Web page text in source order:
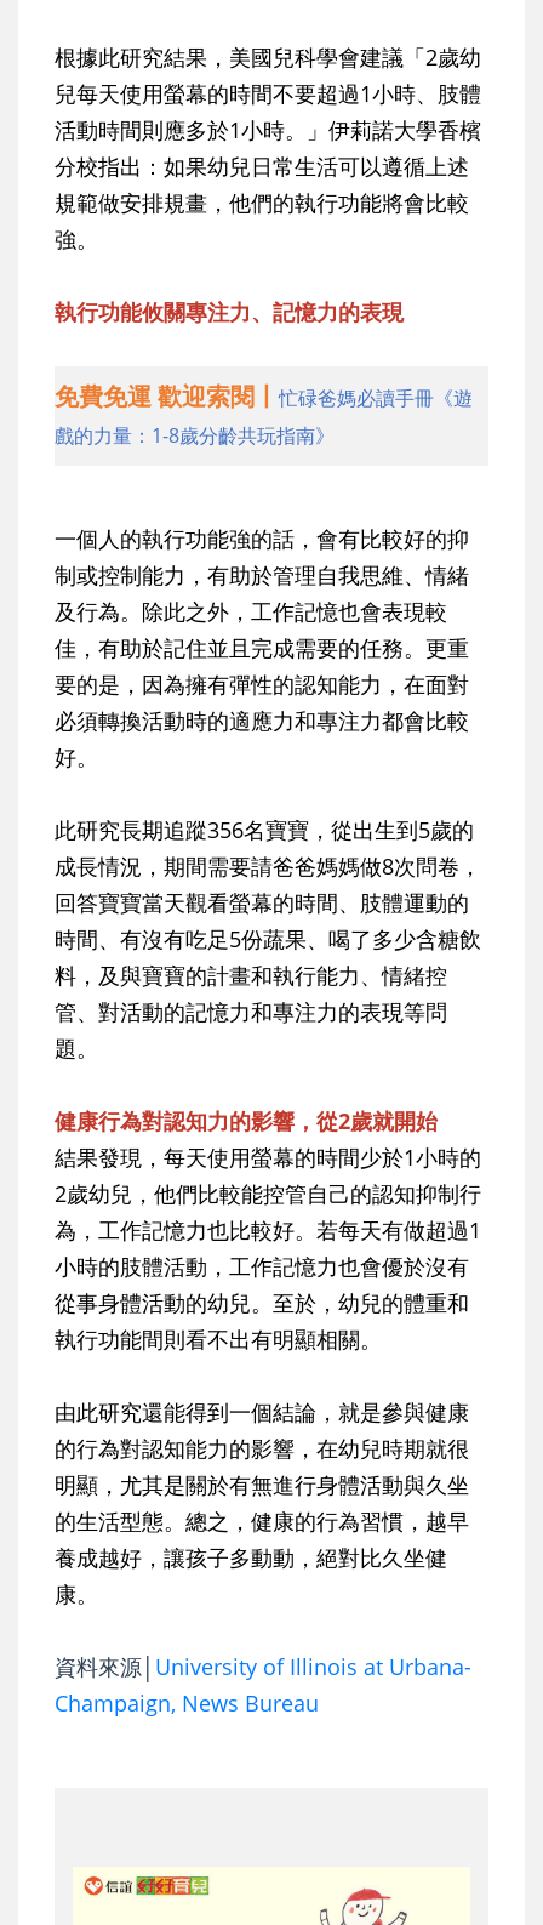
根據此研究結果，美國兒科學會建議「2歲幼
兒每天使用螢幕的時間不要超過1小時、肢體
活動時間則應多於1小時。」伊莉諾大學香檳
分校指出：如果幼兒日常生活可以遵循上述
規範做安排規畫，他們的執行功能將會比較
強。
執行功能攸關專注力、記憶力的表現
免費免運 歡迎索閱丨忙碌爸媽必讀手冊《遊
戲的力量：1-8歲分齡共玩指南》
一個人的執行功能強的話，會有比較好的抑
制或控制能力，有助於管理自我思維、情緒
及行為。除此之外，工作記憶也會表現較
佳，有助於記住並且完成需要的任務。更重
要的是，因為擁有彈性的認知能力，在面對
必須轉換活動時的適應力和專注力都會比較
好。
此研究長期追蹤356名寶寶，從出生到5歲的
成長情況，期間需要請爸爸媽媽做8次問卷，
回答寶寶當天觀看螢幕的時間、肢體運動的
時間、有沒有吃足5份蔬果、喝了多少含糖飲
料，及與寶寶的計畫和執行能力、情緒控
管、對活動的記憶力和專注力的表現等問
題。
健康行為對認知力的影響，從2歲就開始
結果發現，每天使用螢幕的時間少於1小時的
2歲幼兒，他們比較能控管自己的認知抑制行
為，工作記憶力也比較好。若每天有做超過1
小時的肢體活動，工作記憶力也會優於沒有
從事身體活動的幼兒。至於，幼兒的體重和
執行功能間則看不出有明顯相關。
由此研究還能得到一個結論，就是參與健康
的行為對認知能力的影響，在幼兒時期就很
明顯，尤其是關於有無進行身體活動與久坐
的生活型態。總之，健康的行為習慣，越早
養成越好，讓孩子多動動，絕對比久坐健
康。
資料來源│ University of Illinois at Urbana-
Champaign, News Bureau